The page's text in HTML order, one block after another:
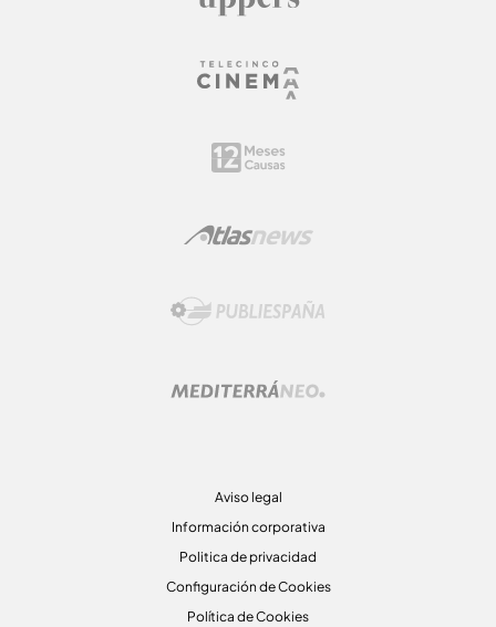
Aviso legal
Información corporativa
Politica de privacidad
Configuración de Cookies
Política de Cookies